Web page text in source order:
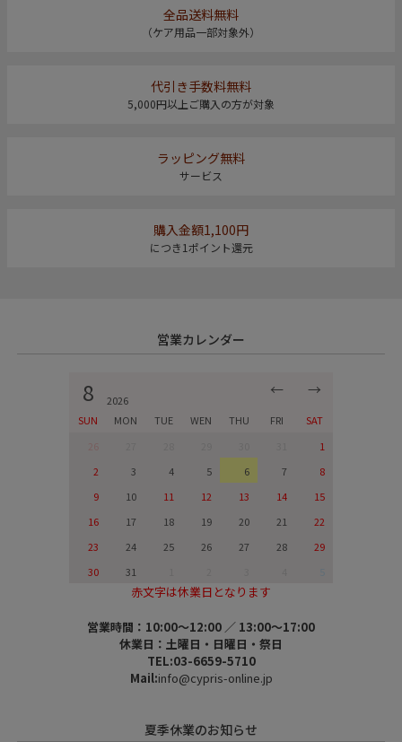
全品送料無料
（ケア用品一部対象外）
代引き手数料無料
5,000円以上ご購入の方が対象
ラッピング無料
サービス
購入金額1,100円
につき1ポイント還元
営業カレンダー
8 2026
← →
SUN MON TUE WEN THU FRI
SAT
1
2
3 4 5 6 7
8
9
10 11 12 13 14
15
16
17 18 19 20 21
22
23
24 25 26 27 28
29
30
31
赤文字は休業日となります
営業時間：10:00～12:00 ／ 13:00～17:00
休業日：土曜日・日曜日・祭日
TEL:03-6659-5710
Mail:info@cypris-online.jp
夏季休業のお知らせ